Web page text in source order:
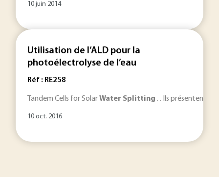
10 juin 2014
Utilisation de l’ALD pour la
photoélectrolyse de l’eau
Réf : RE258
Tandem Cells for SolarWater Splitting . . Ils présentent
10 oct. 2016